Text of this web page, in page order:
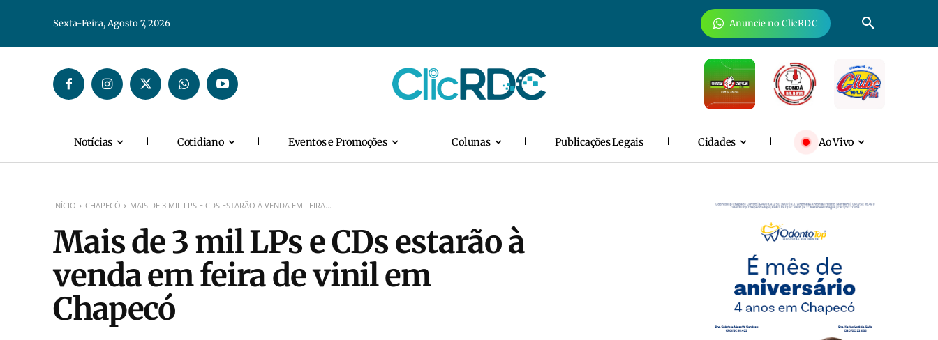
Sexta-Feira, Agosto 7, 2026 Anuncie no ClicRDC
Notícias Cotidiano Eventos e Promoções Colunas Publicações Legais Cidades Ao Vivo
INÍCIO CHAPECÓ MAIS DE 3 MIL LPS E CDS ESTARÃO À VENDA EM FEIRA...
Mais de 3 mil LPs e CDs estarão à
venda em feira de vinil em
Chapecó